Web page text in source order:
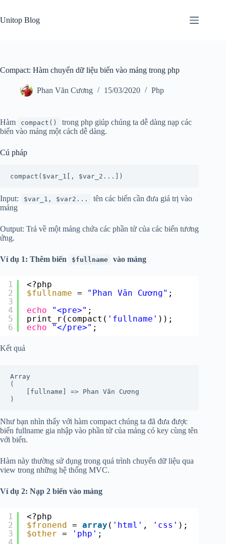
content
Unitop Blog
Compact: Hàm chuyển dữ liệu biến vào mảng trong php
Phan Văn Cương 15/03/2020 Php
Hàm compact()
trong php giúp chúng ta dễ dàng nạp các
biến vào mảng một cách dễ dàng.
Cú pháp
compact($var_1[, $var_2...])
Input: $var_1, $var2...
tên các biến cần đưa giá trị vào
mảng
Output: Trả về một mảng chứa các phần tử của các biến tương
ứng.
Ví dụ 1: Thêm biến $fullname vào mảng
1
2
3
4
5
6
<?php
$fullname = "Phan Văn Cương" ;
echo
"<pre>" ;
print_r(compact( 'fullname' ));
echo
"</pre>" ;
Kết quả
Array
(
)
Như bạn nhìn thấy với hàm compact chúng ta đã đưa được
biến fullname gia nhập vào phần tử của mảng có key cùng tên
với biến.
Hàm này thường sử dụng trong quá trình chuyển dữ liệu qua
view trong những hệ thống MVC.
Ví dụ 2: Nạp 2 biến vào mảng
1
2
3
<?php
$fronend = array ( 'html' , 'css' );
$other = 'php' ;